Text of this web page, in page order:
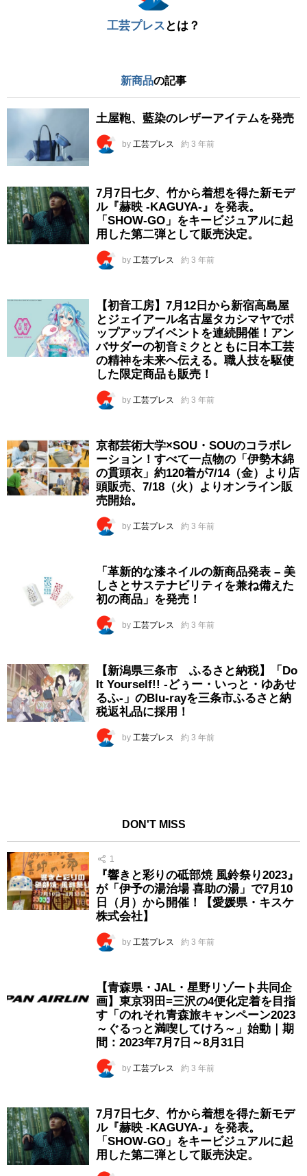
工芸プレス とは？
新商品の記事
土屋鞄、藍染のレザーアイテムを発売
by 工芸プレス 約 3 年前
7月7日七夕、竹から着想を得た新モデ
ル『赫映 -KAGUYA-』を発表。
「SHOW-GO」をキービジュアルに起
用した第二弾として販売決定。
by 工芸プレス 約 3 年前
【初音工房】7月12日から新宿高島屋
とジェイアール名古屋タカシマヤでポ
ップアップイベントを連続開催！アン
バサダーの初音ミクとともに日本工芸
の精神を未来へ伝える。職人技を駆使
した限定商品も販売！
by 工芸プレス 約 3 年前
京都芸術大学×SOU・SOUのコラボレ
ーション！すべて一点物の「伊勢木綿
の貫頭衣」約120着が7/14（金）より店
頭販売、7/18（火）よりオンライン販
売開始。
by 工芸プレス 約 3 年前
「革新的な漆ネイルの新商品発表 – 美
しさとサステナビリティを兼ね備えた
初の商品」を発売！
by 工芸プレス 約 3 年前
【新潟県三条市 ふるさと納税】「Do
It Yourself!! -どぅー・いっと・ゆあせ
るふ-」のBlu-rayを三条市ふるさと納
税返礼品に採用！
by 工芸プレス 約 3 年前
DON'T MISS
1
『響きと彩りの砥部焼 風鈴祭り2023』
が「伊予の湯治場 喜助の湯」で7月10
日（月）から開催！【愛媛県・キスケ
株式会社】
by 工芸プレス 約 3 年前
【青森県・JAL・星野リゾート共同企
画】東京羽田=三沢の4便化定着を目指
す「のれそれ青森旅キャンペーン2023
～ぐるっと満喫してけろ～」始動｜期
間：2023年7月7日～8月31日
by 工芸プレス 約 3 年前
7月7日七夕、竹から着想を得た新モデ
ル『赫映 -KAGUYA-』を発表。
「SHOW-GO」をキービジュアルに起
用した第二弾として販売決定。